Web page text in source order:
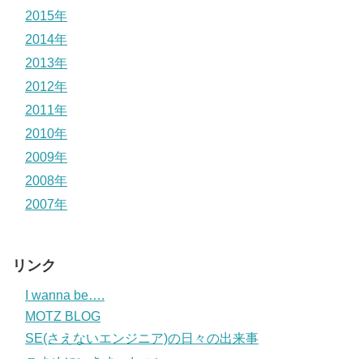
2015年
2014年
2013年
2012年
2011年
2010年
2009年
2008年
2007年
リンク
I wanna be….
MOTZ BLOG
SE(さえないエンジニア)の日々の出来事